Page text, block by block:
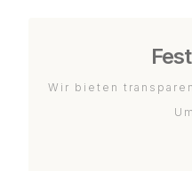
Wir bieten